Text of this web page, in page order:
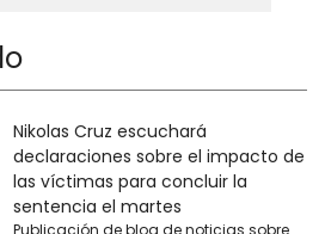
Nikolas Cruz escuchará
declaraciones sobre el impacto de
las víctimas para concluir la
sentencia el martes
Publicación de blog de noticias sobre